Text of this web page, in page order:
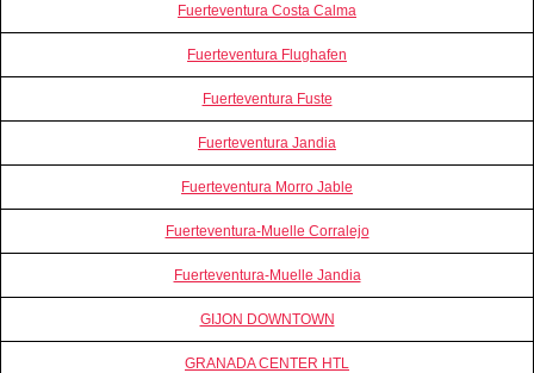
Fuerteventura Costa Calma
Fuerteventura Flughafen
Fuerteventura Fuste
Fuerteventura Jandia
Fuerteventura Morro Jable
Fuerteventura-Muelle Corralejo
Fuerteventura-Muelle Jandia
GIJON DOWNTOWN
GRANADA CENTER HTL